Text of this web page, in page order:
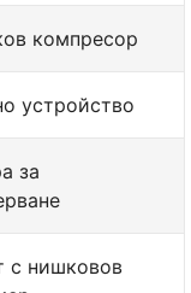
компресор
устройство
за
с нишковов